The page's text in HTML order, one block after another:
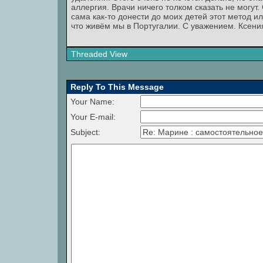
аллергия. Врачи ничего толком сказать не
сама как-то донести до моих детей этот метод
что живём мы в Португалии. С уважением.
Threaded View
Reply To This Message
Your Name:
Your E-mail:
Subject: